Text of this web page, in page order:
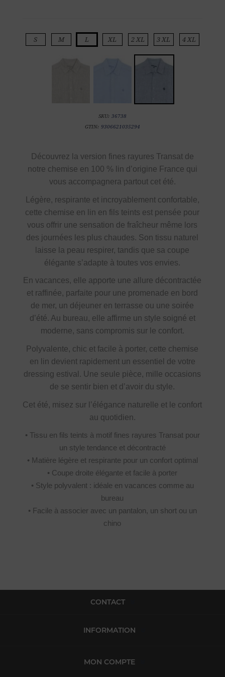
S M L XL 2 XL 3 XL 4 XL
SKU: 36738
GTIN: 9306621035294
Découvrez la version fines rayures Transat de
notre chemise en 100 % lin d’origine France qui
vous accompagnera partout cet été.
Légère, respirante et incroyablement confortable,
cette chemise en lin en fils teints est pensée pour
vous offrir une sensation de fraîcheur même lors
des journées les plus chaudes. Son tissu naturel
laisse la peau respirer, tandis que sa coupe
élégante s’adapte à toutes vos envies.
En vacances, elle apporte une allure décontractée
et raffinée, parfaite pour une promenade en bord
de mer, un déjeuner en terrasse ou une soirée
d’été. Au bureau, elle affirme un style soigné et
moderne, sans compromis sur le confort.
Polyvalente, chic et facile à porter, cette chemise
en lin devient rapidement un essentiel de votre
dressing estival. Une seule pièce, mille occasions
de se sentir bien et d’avoir du style.
Cet été, misez sur l’élégance naturelle et le confort
au quotidien.
• Tissu en fils teints à motif fines rayures Transat pour
un style tendance et décontracté
• Matière légère et respirante pour un confort optimal
• Coupe droite élégante et facile à porter
• Style polyvalent : idéale en vacances comme au
bureau
• Facile à associer avec un pantalon, un short ou un
chino
CONTACT
INFORMATION
MON COMPTE